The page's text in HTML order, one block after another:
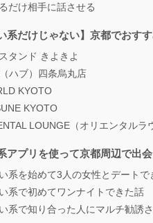
だけ相手に話させる
系だけじゃない】京都でおす
タンド きよきよ
ハブ）四条烏丸店
KYOTO
KYOTO
LOUNGE（オリエンタルラ
アプリを使って京都周辺で出
系を始めて3人の女性とデートで
系で初めてワンナイトできた話
系で知り合った人にマルチ勧誘